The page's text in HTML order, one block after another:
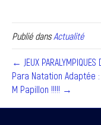
Publié dansActualité
← JEUX PARALYMPIQUES
Para Natation Adaptée
M Papillon !!!!! →